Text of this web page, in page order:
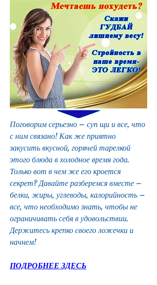
Поговорим серьезно – суп щи и все, что
с ним связано! Как же приятно
закусить вкусной, горячей тарелкой
этого блюда в холодное время года.
Только вот в чем же его кроется
секрет? Давайте разберемся вместе –
белки, жиры, углеводы, калорийность –
все, что необходимо знать, чтобы не
ограничивать себя в удовольствии.
Держитесь крепко своего ложечки и
начнем!
ПОДРОБНЕЕ ЗДЕСЬ